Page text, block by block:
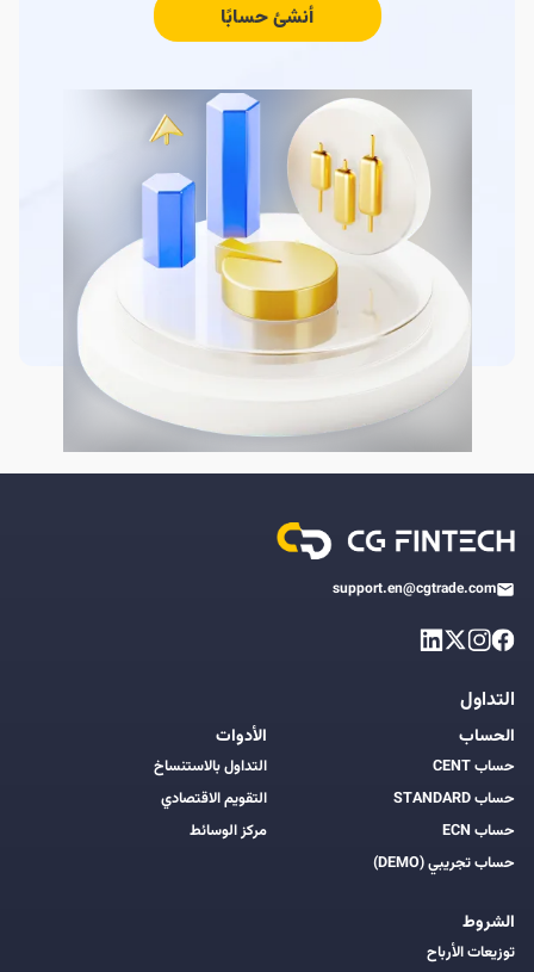
أنشئ حسابًا
support.en@cgtrade.com
التداول
الحساب
حساب CENT
حساب STANDARD
حساب ECN
حساب تجريبي (DEMO)
الشروط
توزيعات الأرباح
الأدوات
التداول بالاستنساخ
التقويم الاقتصادي
مركز الوسائط